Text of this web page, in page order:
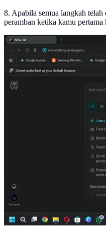
8. Apabila semua langkah
peramban ketika kamu